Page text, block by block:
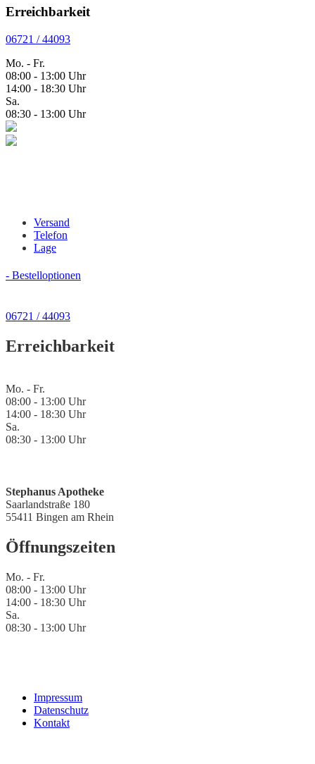
Erreichbarkeit
06721 / 44093
Mo. - Fr.
08:00 - 13:00 Uhr
14:00 - 18:30 Uhr
Sa.
08:30 - 13:00 Uhr
Versand
Telefon
Lage
- Bestelloptionen
06721 / 44093
Erreichbarkeit
Mo. - Fr.
08:00 - 13:00 Uhr
14:00 - 18:30 Uhr
Sa.
08:30 - 13:00 Uhr
Stephanus Apotheke
Saarlandstraße 180
55411 Bingen am Rhein
Öffnungszeiten
Mo. - Fr.
08:00 - 13:00 Uhr
14:00 - 18:30 Uhr
Sa.
08:30 - 13:00 Uhr
Impressum
Datenschutz
Kontakt